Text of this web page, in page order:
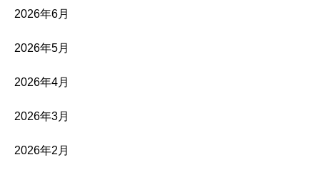
2026年6月
2026年5月
2026年4月
2026年3月
2026年2月